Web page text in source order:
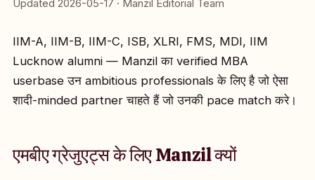
Updated 2026-05-17 · Manzil Editorial Team
IIM-A, IIM-B, IIM-C, ISB, XLRI, FMS, MDI, IIM
Lucknow alumni — Manzil का verified MBA
userbase उन ambitious professionals के लिए है जो ऐसा
शादी-minded partner चाहते हैं जो उनकी pace match करे।
एमबीए ग्रेजुएट्स के लिए Manzil क्यों